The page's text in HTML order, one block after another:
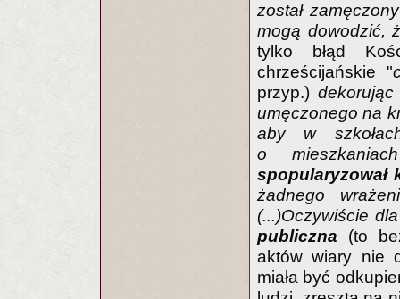
został
mogą dowodzić,
tylko błąd
chrześcijańskie "
przyp.)
umęczonego na
aby w
o
spopularyzował
żadnego
(...)Oczywiście
publiczna
(to
aktów wiary nie
miała być